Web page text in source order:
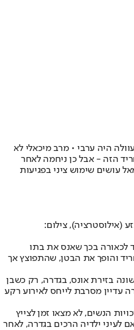
היה ערבי • מרב מיכאלי לא
הזה - אבל כן ניחמה לאחר
עושים שימוש ציני בפגיעות
(אילוסטרציה), צילום:
חשוד לכאורה בכך שאנס את בתו
והופך את הבטן, שהתפוצץ אך
בזירת אונס, בגדרה, רק כשבן
עדיין מסרבת לייחס לאירוע רקע
הנשים, לא מצאו זמן לצייץ
לעיני ילדיה הרכים בגדרה, לאחר